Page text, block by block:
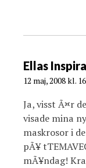
Ellas
12 maj, 2008 kl.
Ja, visst Ã¤r
visade mina
maskrosor i
pÃ¥
mÃ¥ndag!